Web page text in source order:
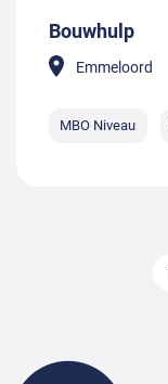
Bouwhulp
Emmeloord
MBO Niveau